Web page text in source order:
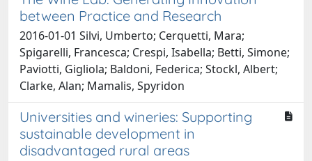
between Practice and Research
2016-01-01 Silvi, Umberto; Cerquetti, Mara;
Spigarelli, Francesca; Crespi, Isabella; Betti, Simone;
Paviotti, Gigliola; Baldoni, Federica; Stockl, Albert;
Clarke, Alan; Mamalis, Spyridon
Universities and wineries: Supporting
sustainable development in
disadvantaged rural areas